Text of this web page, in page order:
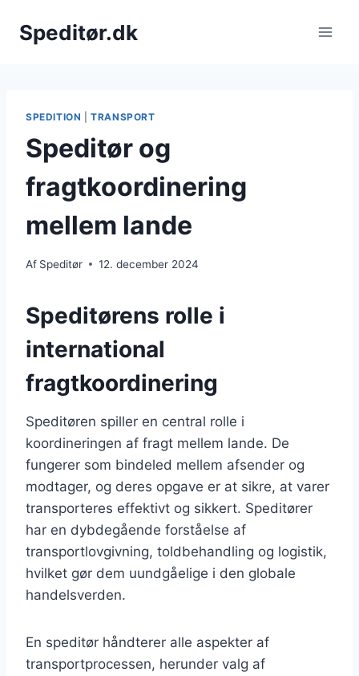
Speditør.dk
SPEDITION |TRANSPORT
Speditør og
fragtkoordinering
mellem lande
Af Speditør 12. december 2024
Speditørens rolle i
international
fragtkoordinering
Speditøren spiller en central rolle i
koordineringen af fragt mellem lande. De
fungerer som bindeled mellem afsender og
modtager, og deres opgave er at sikre, at varer
transporteres effektivt og sikkert. Speditører
har en dybdegående forståelse af
transportlovgivning, toldbehandling og logistik,
hvilket gør dem uundgåelige i den globale
handelsverden.
En speditør håndterer alle aspekter af
transportprocessen, herunder valg af